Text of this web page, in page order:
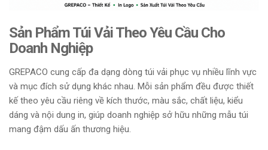
Sản Phẩm Túi Vải Theo Yêu Cầu Cho
Doanh Nghiệp
GREPACO cung cấp đa dạng dòng túi vải phục vụ nhiều lĩnh vực
và mục đích sử dụng khác nhau. Mỗi sản phẩm đều được thiết
kế theo yêu cầu riêng về kích thước, màu sắc, chất liệu, kiểu
dáng và nội dung in, giúp doanh nghiệp sở hữu những mẫu túi
mang đậm dấu ấn thương hiệu.